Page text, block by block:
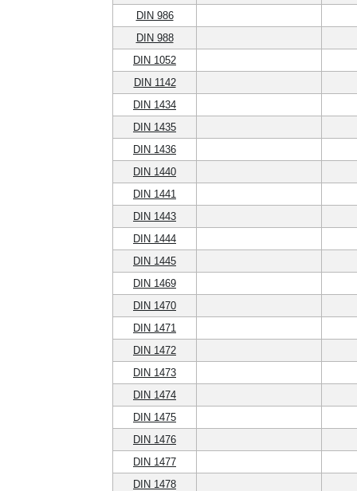
DIN 986
DIN 988
DIN 1052
DIN 1142
DIN 1434
DIN 1435
DIN 1436
DIN 1440
DIN 1441
DIN 1443
DIN 1444
DIN 1445
DIN 1469
DIN 1470
DIN 1471
DIN 1472
DIN 1473
DIN 1474
DIN 1475
DIN 1476
DIN 1477
DIN 1478